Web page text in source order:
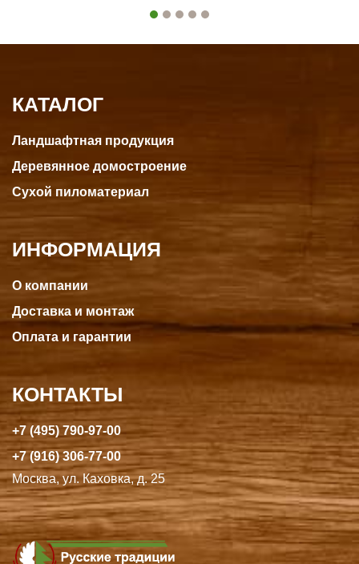
КАТАЛОГ
Ландшафтная продукция
Деревянное домостроение
Сухой пиломатериал
ИНФОРМАЦИЯ
О компании
Доставка и монтаж
Оплата и гарантии
КОНТАКТЫ
+7 (495) 790-97-00
+7 (916) 306-77-00
Москва, ул. Каховка, д. 25